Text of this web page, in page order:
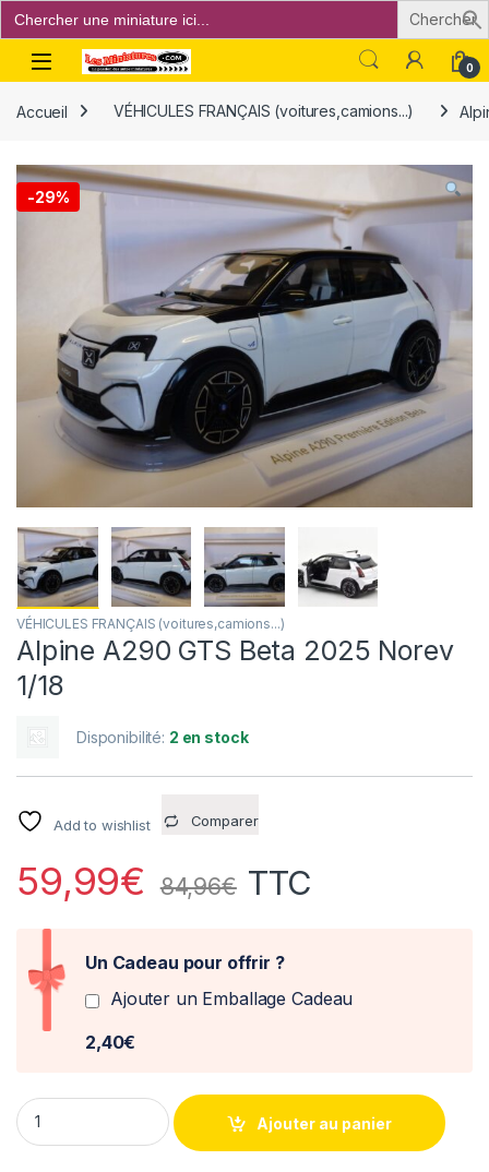
Search
for:
Open 0
Accueil VÉHICULES FRANÇAIS (voitures,camions...)
-29%
VÉHICULES FRANÇAIS (voitures,camions...)
Alpine A290 GTS Beta 2025 Norev
1/18
Disponibilité: 2 en stock
Add to wishlist Comparer
59,99€ 84,96€ TTC
Un Cadeau pour offrir ?
Ajouter un Emballage Cadeau
2,40€
Alpine A290 GTS Beta 2025 Norev 1/18 quantity
Ajouter au panier